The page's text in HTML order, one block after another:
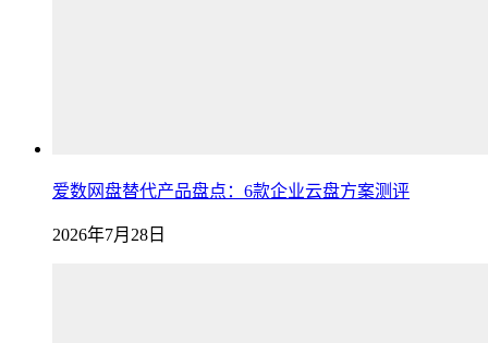
爱数网盘替代产品盘点：6款企业云盘方案测评
2026年7月28日